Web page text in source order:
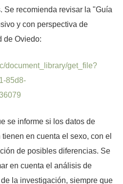
Se recomienda revisar la "Guía
y con perspectiva de
de Oviedo:
document_library/get_file?
85d8-
se informe si los datos de
en cuenta el sexo, con el
de posibles diferencias. Se
en cuenta el análisis de
la investigación, siempre que